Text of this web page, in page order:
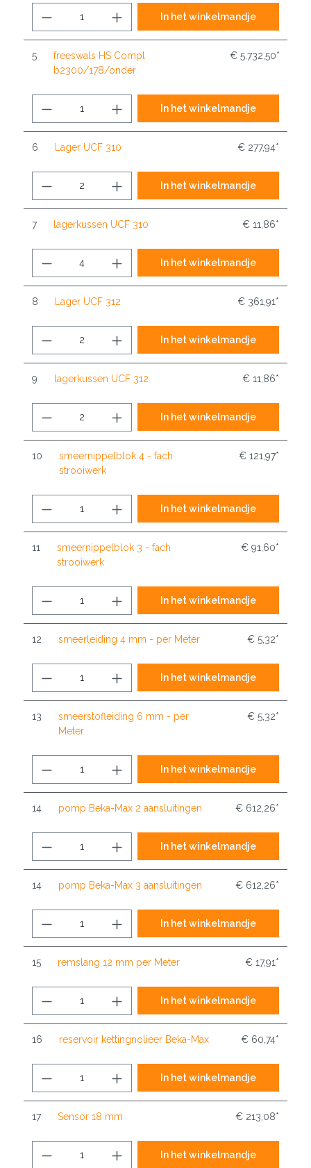
In het winkelmandje
5
freeswals HS Compl
b2300/178/onder
€ 5.732,50*
In het winkelmandje
6 Lager UCF 310 € 277,94*
In het winkelmandje
7 lagerkussen UCF 310 € 11,86*
In het winkelmandje
8 Lager UCF 312 € 361,91*
In het winkelmandje
9 lagerkussen UCF 312 € 11,86*
In het winkelmandje
10
smeernippelblok 4 - fach
strooiwerk
€ 121,97*
In het winkelmandje
11
smeernippelblok 3 - fach
strooiwerk
€ 91,60*
In het winkelmandje
12 smeerleiding 4 mm - per Meter € 5,32*
In het winkelmandje
13
smeerstofleiding 6 mm - per
Meter
€ 5,32*
In het winkelmandje
14 pomp Beka-Max 2 aansluitingen € 612,26*
In het winkelmandje
14 pomp Beka-Max 3 aansluitingen € 612,26*
In het winkelmandje
15 remslang 12 mm per Meter € 17,91*
In het winkelmandje
16 reservoir kettingnolieer Beka-Max € 60,74*
In het winkelmandje
17 Sensor 18 mm € 213,08*
In het winkelmandje